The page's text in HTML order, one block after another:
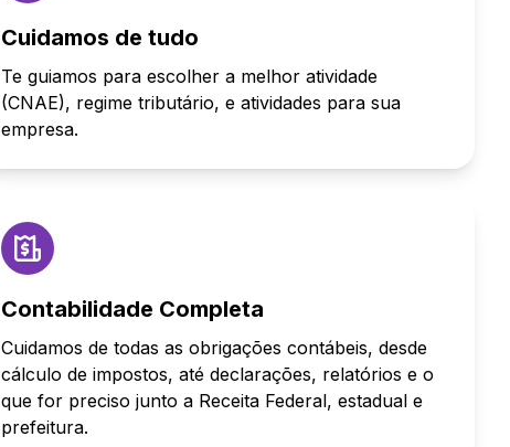
Cuidamos de tudo
Te guiamos para escolher a melhor atividade
(CNAE), regime tributário, e atividades para sua
empresa.
Contabilidade Completa
Cuidamos de todas as obrigações contábeis, desde
cálculo de impostos, até declarações, relatórios e o
que for preciso junto a Receita Federal, estadual e
prefeitura.